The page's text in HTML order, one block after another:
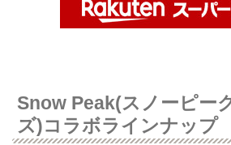
Snow Peak(スノーピー
ズ)コラボラインナップ